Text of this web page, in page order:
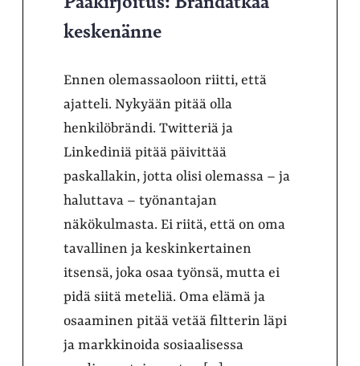
keskenänne
Ennen olemassaoloon riitti, että
ajatteli. Nykyään pitää olla
henkilöbrändi. Twitteriä ja
Linkediniä pitää päivittää
paskallakin, jotta olisi olemassa – ja
haluttava – työnantajan
näkökulmasta. Ei riitä, että on oma
tavallinen ja keskinkertainen
itsensä, joka osaa työnsä, mutta ei
pidä siitä meteliä. Oma elämä ja
osaaminen pitää vetää filtterin läpi
ja markkinoida sosiaalisessa